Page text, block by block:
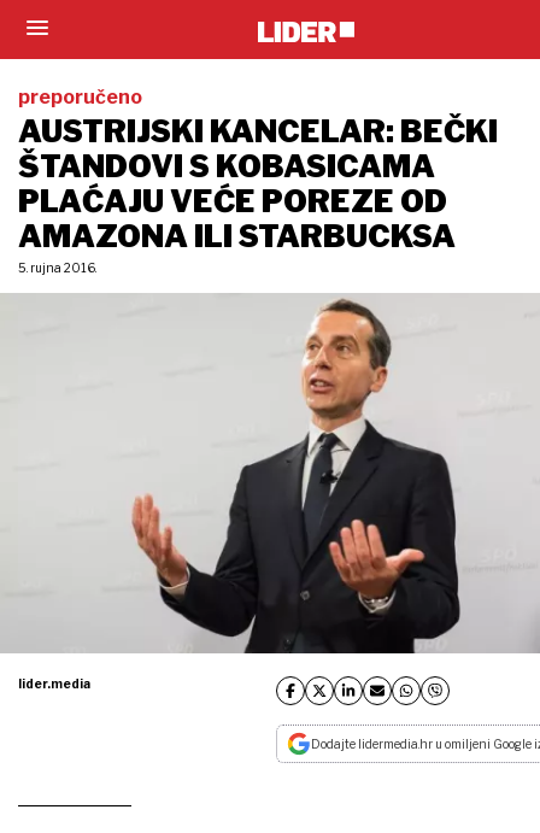
preporučeno
AUSTRIJSKI KANCELAR: BEČKI
ŠTANDOVI S KOBASICAMA
PLAĆAJU VEĆE POREZE OD
AMAZONA ILI STARBUCKSA
5. rujna 2016.
lider.media
Dodajte lidermedia.hr u omiljeni Google